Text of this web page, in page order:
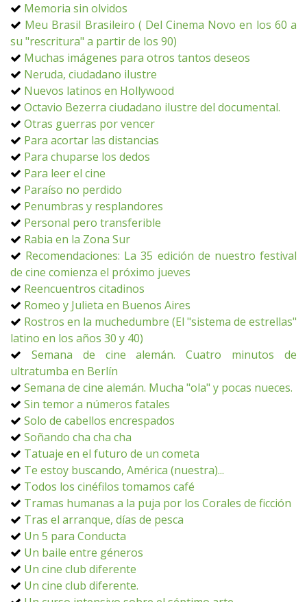
Memoria sin olvidos
Meu Brasil Brasileiro ( Del Cinema Novo en los 60 a
su "rescritura" a partir de los 90)
Muchas imágenes para otros tantos deseos
Neruda, ciudadano ilustre
Nuevos latinos en Hollywood
Octavio Bezerra ciudadano ilustre del documental.
Otras guerras por vencer
Para acortar las distancias
Para chuparse los dedos
Para leer el cine
Paraíso no perdido
Penumbras y resplandores
Personal pero transferible
Rabia en la Zona Sur
Recomendaciones: La 35 edición de nuestro festival
de cine comienza el próximo jueves
Reencuentros citadinos
Romeo y Julieta en Buenos Aires
Rostros en la muchedumbre (El "sistema de estrellas"
latino en los años 30 y 40)
Semana de cine alemán. Cuatro minutos de
ultratumba en Berlín
Semana de cine alemán. Mucha "ola" y pocas nueces.
Sin temor a números fatales
Solo de cabellos encrespados
Soñando cha cha cha
Tatuaje en el futuro de un cometa
Te estoy buscando, América (nuestra)...
Todos los cinéfilos tomamos café
Tramas humanas a la puja por los Corales de ficción
Tras el arranque, días de pesca
Un 5 para Conducta
Un baile entre géneros
Un cine club diferente
Un cine club diferente.